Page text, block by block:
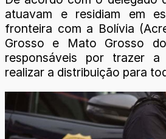
atuavam e residiam em
fronteira com a Bolívia
Grosso e Mato Grosso
responsáveis por trazer
realizar a distribuição para